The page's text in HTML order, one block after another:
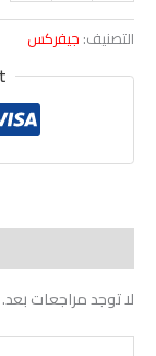
التصنيف: جيفركس
لا توجد مراجعات بعد.